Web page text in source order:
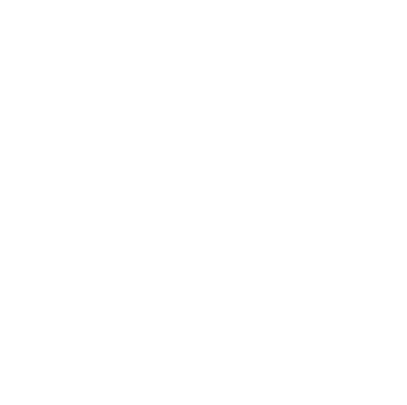
terminál: za poplatek • bezpečnostní
2